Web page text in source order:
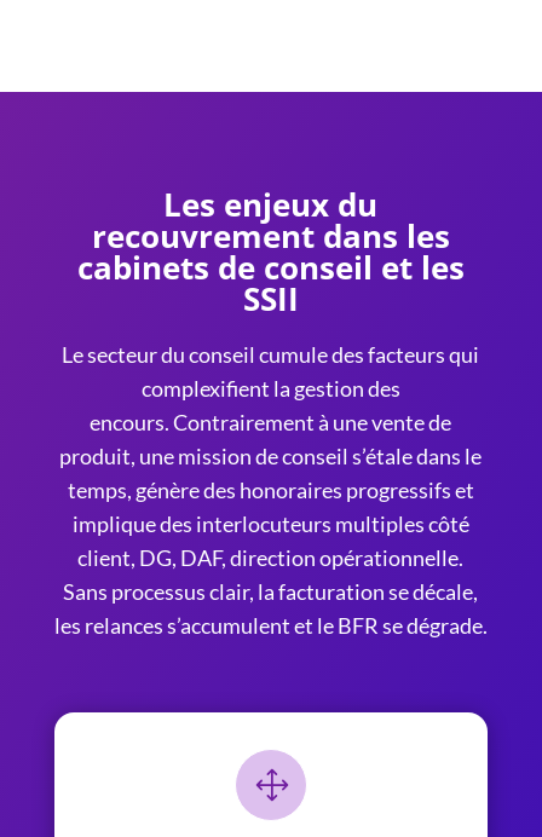
Les enjeux du
recouvrement dans les
cabinets de conseil et les
SSII
Le secteur du conseil cumule des facteurs qui
complexifient la gestion des
encours.Contrairement à une vente de
produit, une mission de conseil s’étale dans le
temps, génère des honoraires progressifs et
implique des interlocuteurs multiples côté
client, DG, DAF, direction opérationnelle.
Sans processus clair, la facturation se décale,
les relances s’accumulent et le BFR se dégrade.
1